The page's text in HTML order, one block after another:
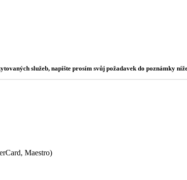
služeb, napište prosím svůj požadavek do poznámky
Maestro)